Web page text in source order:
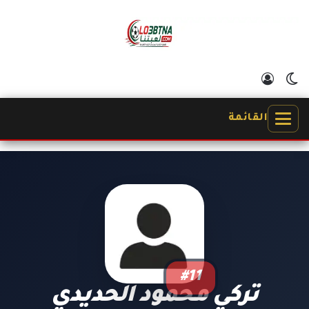
الوضع المظلم
القائمة
#11
تركي محمود الحديدي